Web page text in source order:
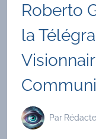
Roberto
la
Par